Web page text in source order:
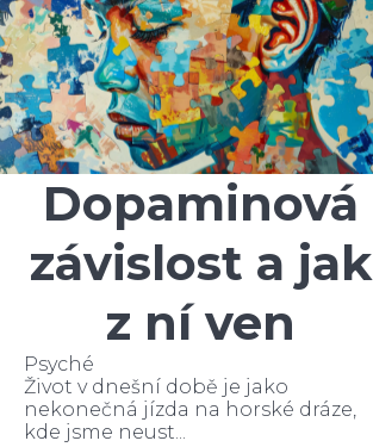
Dopaminová
závislost a jak
z ní ven
Psyché
Život v dnešní době je jako
nekonečná jízda na horské dráze,
kde jsme neust...